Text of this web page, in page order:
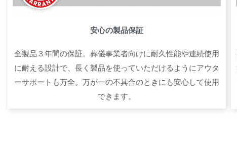
安心の製品保証
全製品３年間の保証。葬儀事業者向けに耐久性能や連続使用
に耐える設計で、長く製品を使っていただけるようにアウタ
ーサポートも万全。万が一の不具合のときにも安心して使用
できます。